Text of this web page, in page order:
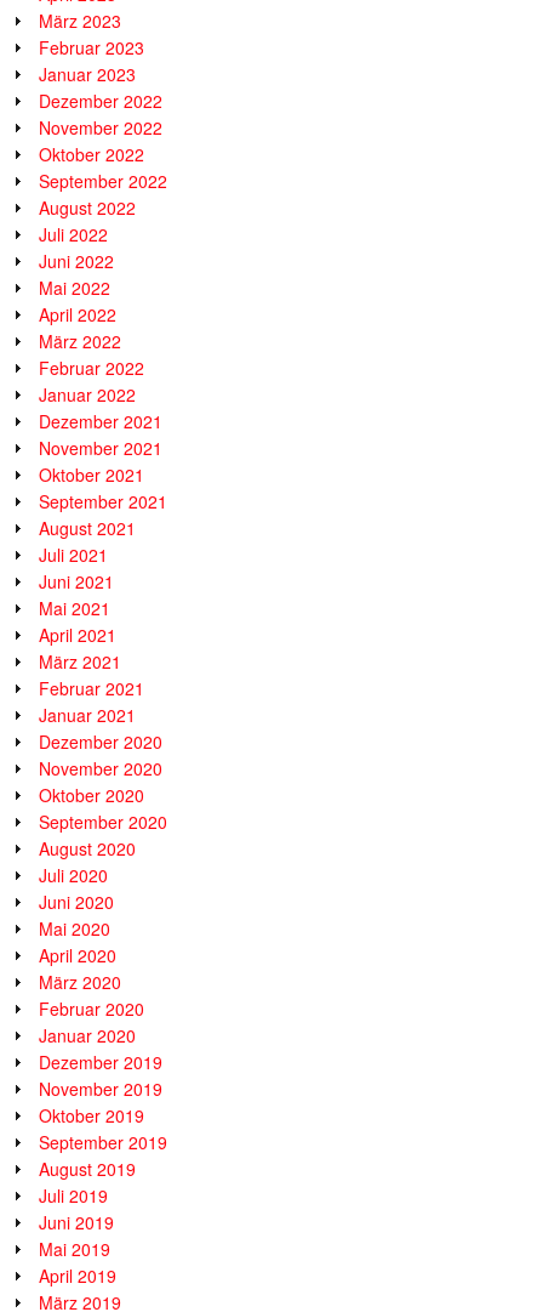
März 2023
Februar 2023
Januar 2023
Dezember 2022
November 2022
Oktober 2022
September 2022
August 2022
Juli 2022
Juni 2022
Mai 2022
April 2022
März 2022
Februar 2022
Januar 2022
Dezember 2021
November 2021
Oktober 2021
September 2021
August 2021
Juli 2021
Juni 2021
Mai 2021
April 2021
März 2021
Februar 2021
Januar 2021
Dezember 2020
November 2020
Oktober 2020
September 2020
August 2020
Juli 2020
Juni 2020
Mai 2020
April 2020
März 2020
Februar 2020
Januar 2020
Dezember 2019
November 2019
Oktober 2019
September 2019
August 2019
Juli 2019
Juni 2019
Mai 2019
April 2019
März 2019